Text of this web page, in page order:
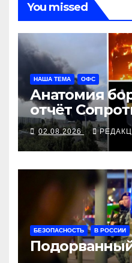
You missed
НАША ТЕМА ОФС
Анатомия
отчёт
июль 2026
02.08.2026
БЕЗОПАСНОСТЬ В РОССИИ